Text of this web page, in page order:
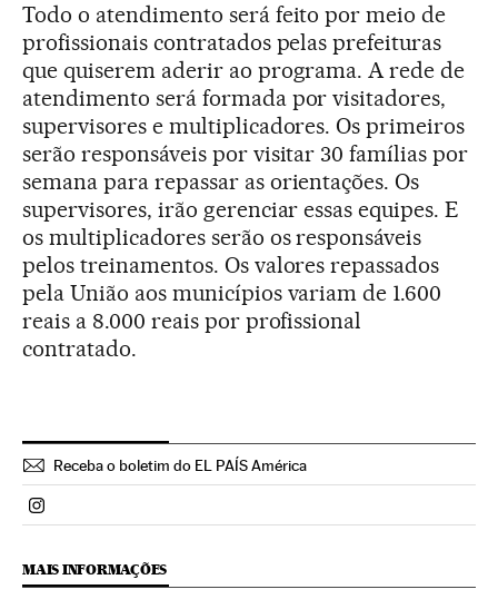
Todo o atendimento será feito por meio de
profissionais contratados pelas prefeituras
que quiserem aderir ao programa. A rede de
atendimento será formada por visitadores,
supervisores e multiplicadores. Os primeiros
serão responsáveis por visitar 30 famílias por
semana para repassar as orientações. Os
supervisores, irão gerenciar essas equipes. E
os multiplicadores serão os responsáveis
pelos treinamentos. Os valores repassados
pela União aos municípios variam de 1.600
reais a 8.000 reais por profissional
contratado.
Receba o boletim do EL PAÍS América
Politica El País Brasil en Instagram
MAIS INFORMAÇÕES